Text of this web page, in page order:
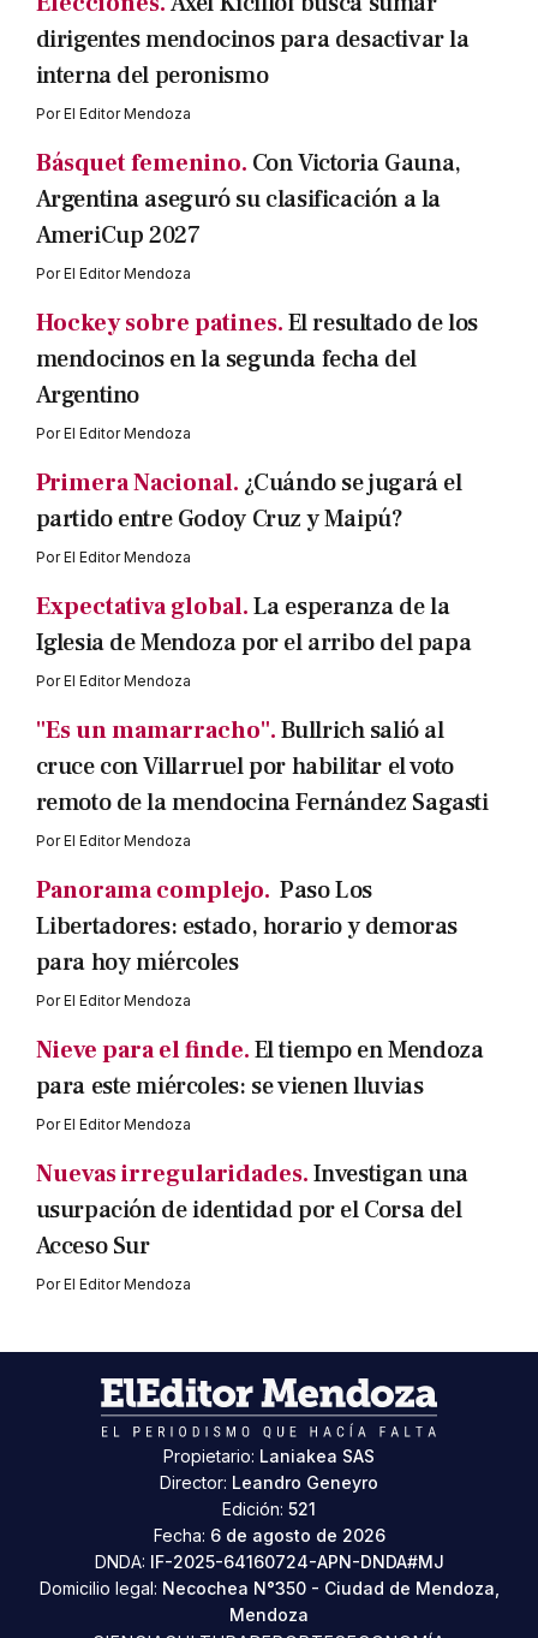
dirigentes mendocinos para desactivar la
interna del peronismo
PorEl Editor Mendoza
Básquet femenino. Con Victoria Gauna,
Argentina aseguró su clasificación a la
AmeriCup 2027
PorEl Editor Mendoza
Hockey sobre patines.El resultado de los
mendocinos en la segunda fecha del
Argentino
PorEl Editor Mendoza
Primera Nacional. ¿Cuándo se jugará el
partido entre Godoy Cruz y Maipú?
PorEl Editor Mendoza
Expectativa global.La esperanza de la
Iglesia de Mendoza por el arribo del papa
PorEl Editor Mendoza
"Es un mamarracho".Bullrich salió al
cruce con Villarruel por habilitar el voto
remoto de la mendocina Fernández Sagasti
PorEl Editor Mendoza
Panorama complejo. Paso Los
Libertadores: estado, horario y demoras
para hoy miércoles
PorEl Editor Mendoza
Nieve para el finde.El tiempo en Mendoza
para este miércoles: se vienen lluvias
PorEl Editor Mendoza
Nuevas irregularidades.Investigan una
usurpación de identidad por el Corsa del
Acceso Sur
PorEl Editor Mendoza
Propietario: Laniakea SAS
Director: Leandro Geneyro
Edición: 521
Fecha: 6 de agosto de 2026
DNDA: IF-2025-64160724-APN-DNDA#MJ
Domicilio legal: Necochea N°350 - Ciudad de Mendoza,
Mendoza